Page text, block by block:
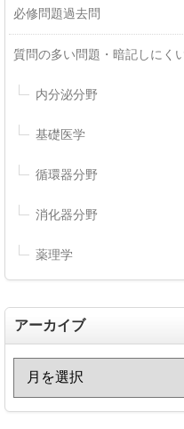
必修問題過去問
質問の多い問題・暗記しにく
内分泌分野
基礎医学
循環器分野
消化器分野
薬理学
アーカイブ